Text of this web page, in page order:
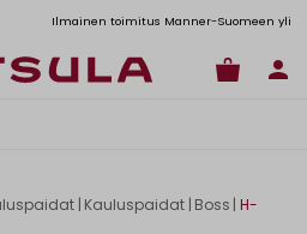
Ilmainen toimitus Manner-Suomeen yli
| Kauluspaidat | Boss | H-